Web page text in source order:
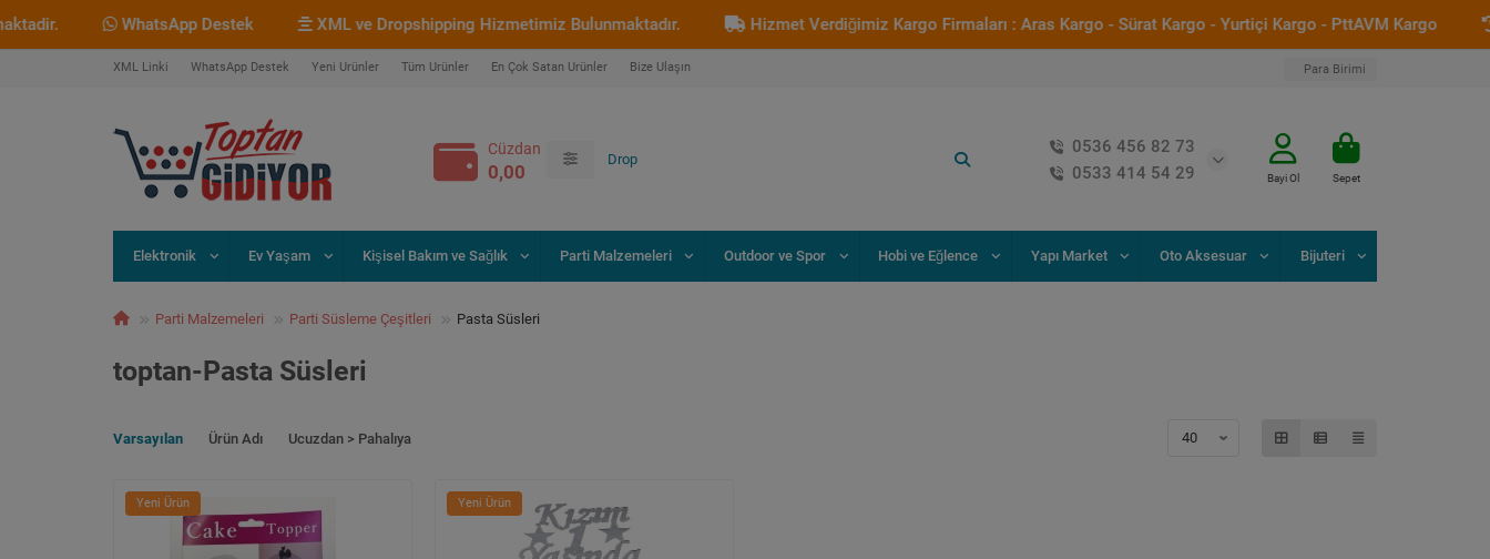
WhatsApp Destek XML ve Dropshipping Hizmetimiz Bulunmaktadır. Hizmet Verdiğimiz Kargo Firmaları : Aras Kargo - Sürat Kargo - Yurtiçi Kargo - PttAVM Kargo
XML Linki WhatsApp Destek Yeni Ürünler Tüm Ürünler En Çok Satan Ürünler Bize Ulaşın Para Birimi
Cüzdan
0,00
0536 456 82 73
0533 414 54 29
Bayi Ol Sepet
Elektronik Ev Yaşam Kişisel Bakım ve Sağlık Parti Malzemeleri Outdoor ve Spor Hobi ve Eğlence Yapı Market Oto Aksesuar Bijuteri
Parti Malzemeleri Parti Süsleme Çeşitleri Pasta Süsleri
toptan-Pasta Süsleri
Varsayılan Ürün Adı Ucuzdan > Pahalıya
Yeni Ürün Yeni Ürün